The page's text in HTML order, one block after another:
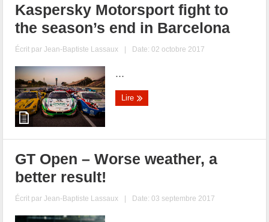
Kaspersky Motorsport fight to
the season’s end in Barcelona
Écrit parJean-Baptiste Lassaux | Date: 02 octobre 2017
...
Lire
GT Open – Worse weather, a
better result!
Écrit parJean-Baptiste Lassaux | Date: 03 septembre 2017